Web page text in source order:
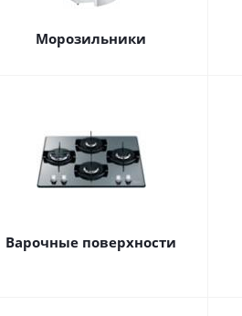
Морозильники
Варочные поверхности